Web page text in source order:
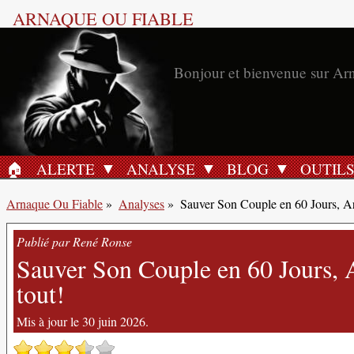
ARNAQUE OU FIABLE
Bonjour et bienvenue sur
ACCUEIL
🏠︎ ALERTE ANALYSE BLOG OUTILS
Arnaque Ou Fiable» Analyses» Sauver Son Couple en 60 Jours,
Publié par René Ronse
Sauver Son Couple en 60
tout!
Mis à jour le 30 juin 2026.